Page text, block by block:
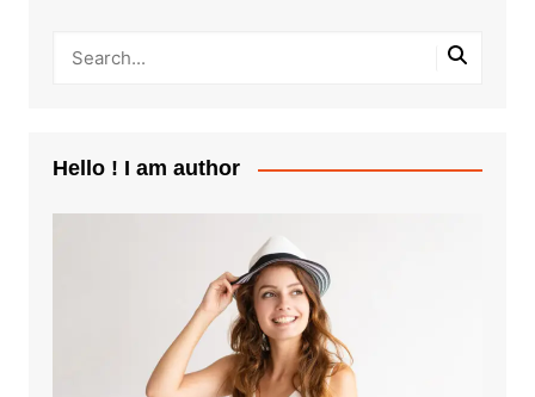
Hello ! I am author